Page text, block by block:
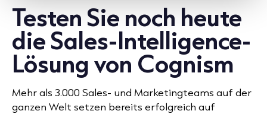
Testen Sie noch heute
die Sales-Intelligence-
Lösung von Cognism
Mehr als 3.000 Sales- und Marketingteams auf der
ganzen Welt setzen bereits erfolgreich auf